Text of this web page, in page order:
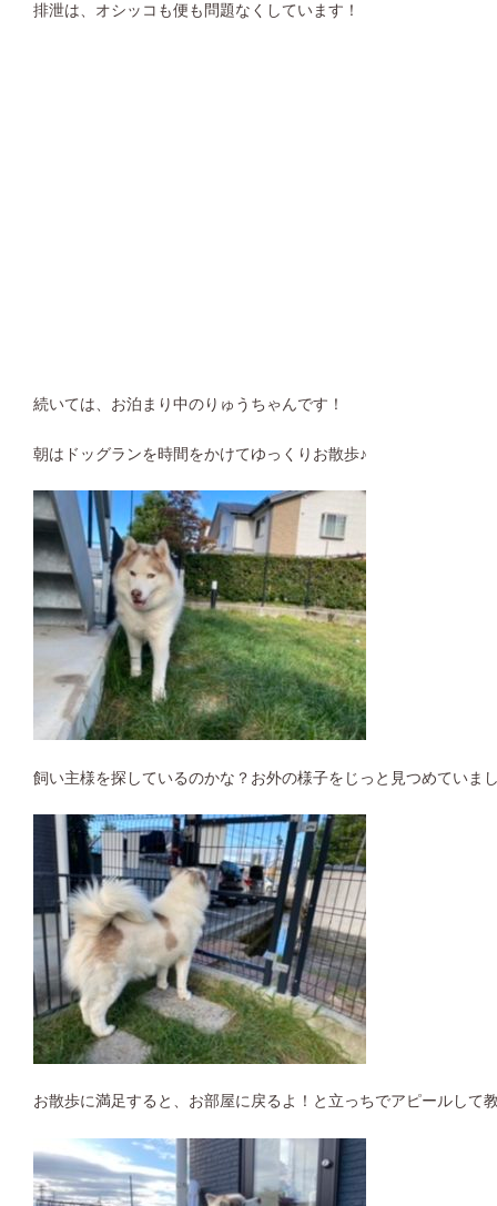
排泄は、オシッコも便も問題なくしています！
続いては、お泊まり中のりゅうちゃんです！
朝はドッグランを時間をかけてゆっくりお散歩♪
飼い主様を探しているのかな？お外の様子をじっと見つめていま
お散歩に満足すると、お部屋に戻るよ！と立っちでアピールして